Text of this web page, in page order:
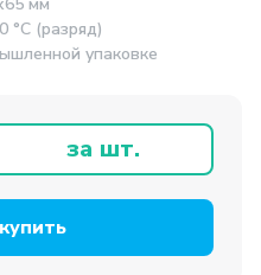
°С (разряд)
упаковке
за шт.